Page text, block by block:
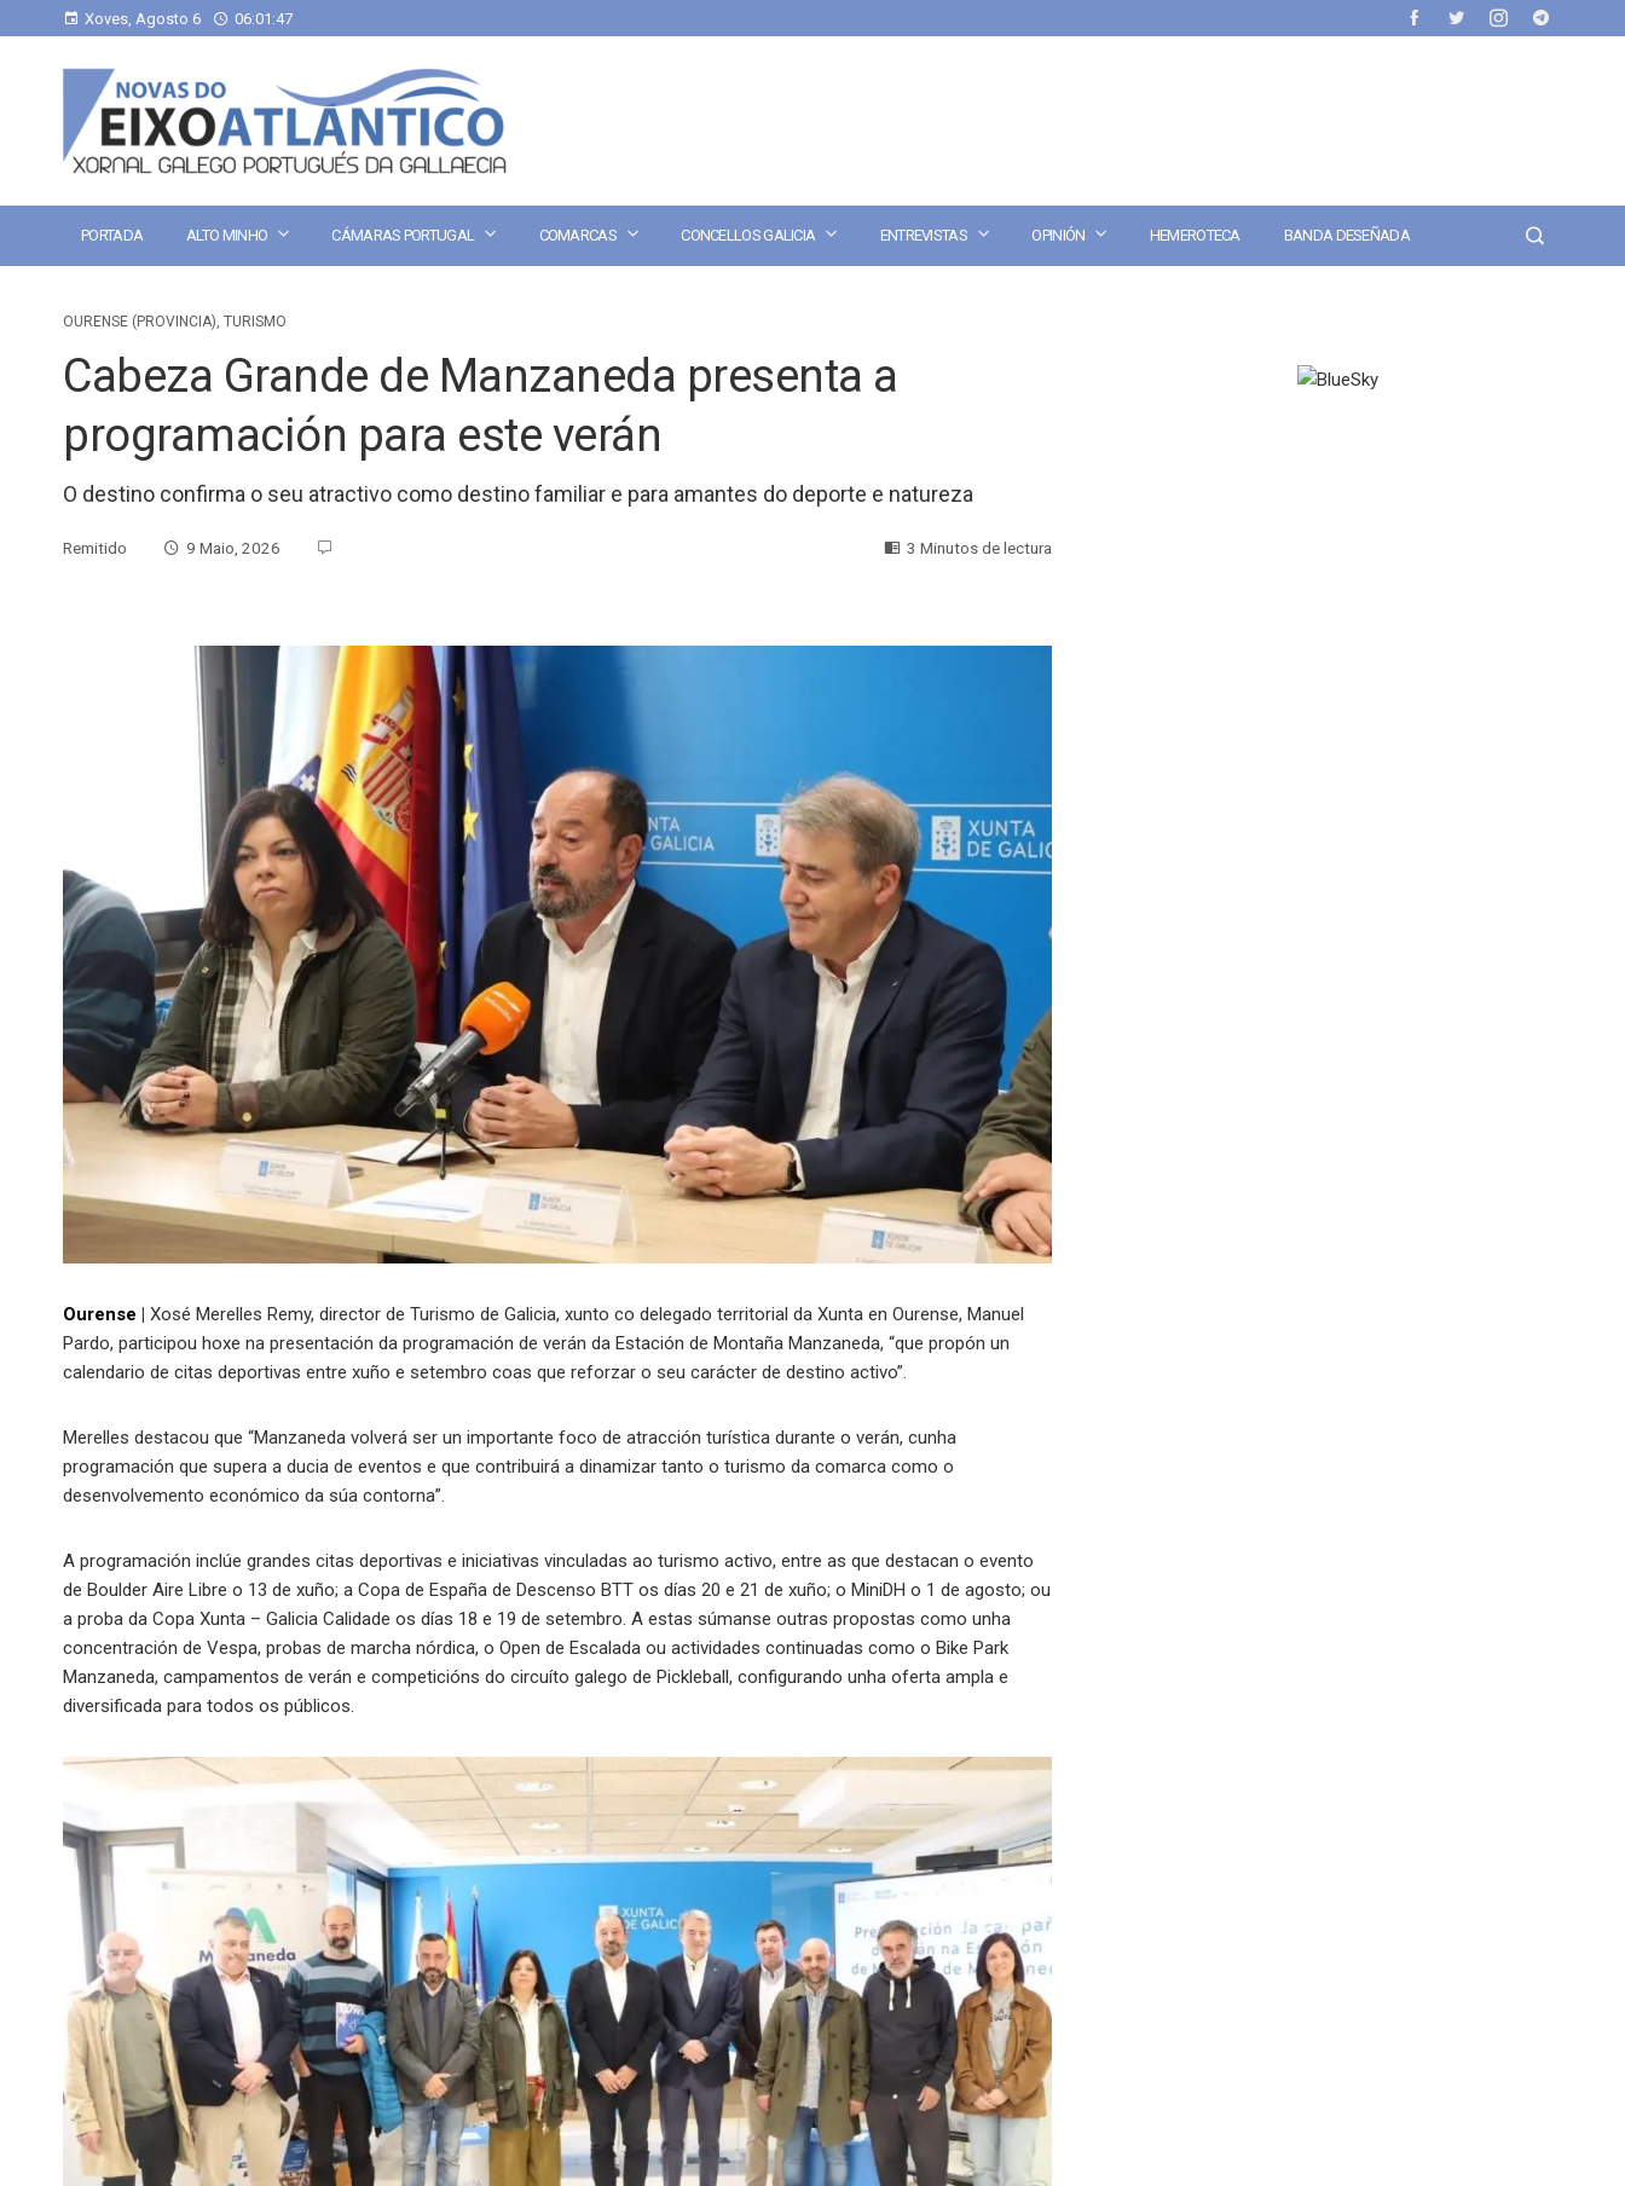
Xoves, Agosto 6 06:01:48
PORTADA ALTO MINHO CÁMARAS PORTUGAL COMARCAS CONCELLOS GALICIA ENTREVISTAS OPINIÓN HEMEROTECA BANDA DESEÑADA
OURENSE (PROVINCIA), TURISMO
Cabeza Grande de Manzaneda presenta a
programación para este verán
O destino confirma o seu atractivo como destino familiar e para amantes do deporte e natureza
Remitido 9 Maio, 2026 3 Minutos de lectura
Ourense
Xosé Merelles Remy, director de Turismo de Galicia, xunto co delegado territorial da Xunta en Ourense, Manuel
Pardo, participou hoxe na presentación da programación de verán da Estación de Montaña Manzaneda, “que propón un
calendario de citas deportivas entre xuño e setembro coas que reforzar o seu carácter de destino activo”.
Merelles destacou que “Manzaneda volverá ser un importante foco de atracción turística durante o verán, cunha
programación que supera a ducia de eventos e que contribuirá a dinamizar tanto o turismo da comarca como o
desenvolvemento económico da súa contorna”.
A programación inclúe grandes citas deportivas e iniciativas vinculadas ao turismo activo, entre as que destacan o evento
de Boulder Aire Libre o 13 de xuño; a Copa de España de Descenso BTT os días 20 e 21 de xuño; o MiniDH o 1 de agosto; ou
a proba da Copa Xunta – Galicia Calidade os días 18 e 19 de setembro. A estas súmanse outras propostas como unha
concentración de Vespa, probas de marcha nórdica, o Open de Escalada ou actividades continuadas como o Bike Park
Manzaneda, campamentos de verán e competicións do circuíto galego de Pickleball, configurando unha oferta ampla e
diversificada para todos os públicos.